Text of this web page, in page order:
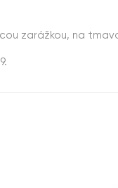
zarážkou, na